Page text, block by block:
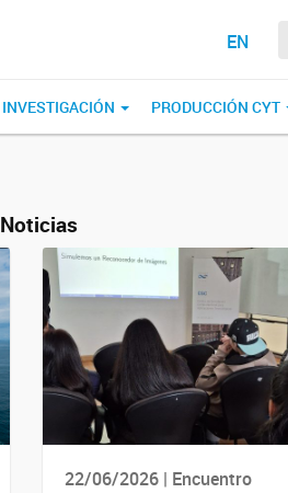
EN
INVESTIGACIÓN PRODUCCIÓN CYT
Noticias
22/06/2026 | Encuentro